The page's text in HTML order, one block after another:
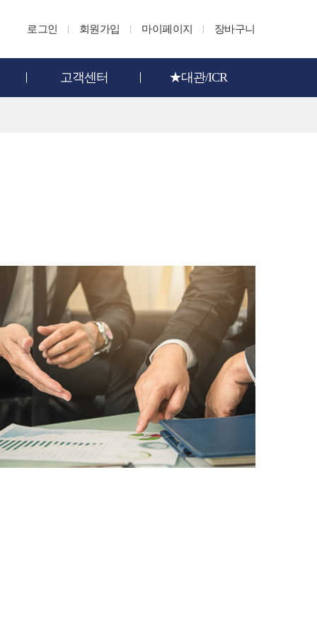
로그인 회원가입 마이페이지 장바구니
고객센터 ★대관/ICR